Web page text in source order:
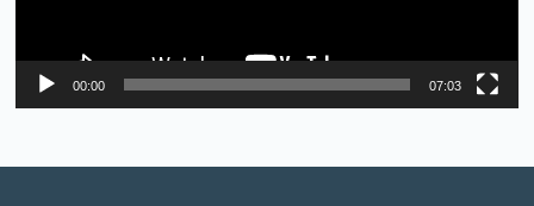
00:00 07:03